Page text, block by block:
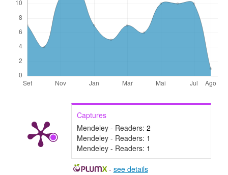
Captures
Mendeley - Readers: 2
Mendeley - Readers: 1
Mendeley - Readers: 1
- see details